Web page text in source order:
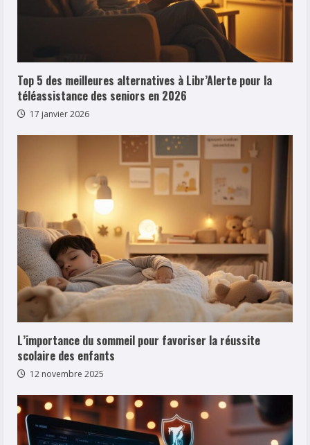
Top 5 des meilleures alternatives à Libr’Alerte pour la
téléassistance des seniors en 2026
17 janvier 2026
L’importance du sommeil pour favoriser la réussite
scolaire des enfants
12 novembre 2025